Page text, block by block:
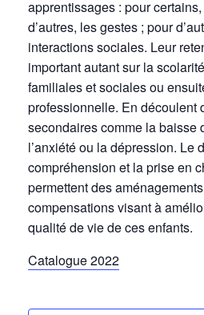
apprentissages : pour
d’autres, les gestes ; pour
interactions sociales. Leur
important autant sur la
familiales et sociales ou
professionnelle. En découlent
secondaires comme la baisse
l’anxiété ou la dépression. Le
compréhension et la prise en
permettent des
compensations visant à
qualité de vie de ces enfants.
Catalogue 2022